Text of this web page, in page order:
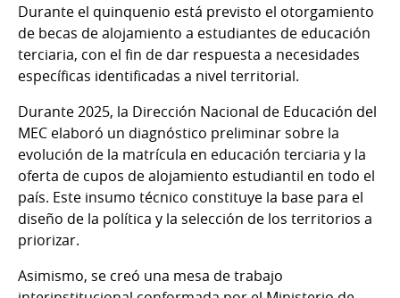
Durante el quinquenio está previsto el otorgamiento
de becas de alojamiento a estudiantes de educación
terciaria, con el fin de dar respuesta a necesidades
específicas identificadas a nivel territorial.
Durante 2025, la Dirección Nacional de Educación del
MEC elaboró un diagnóstico preliminar sobre la
evolución de la matrícula en educación terciaria y la
oferta de cupos de alojamiento estudiantil en todo el
país. Este insumo técnico constituye la base para el
diseño de la política y la selección de los territorios a
priorizar.
Asimismo, se creó una mesa de trabajo